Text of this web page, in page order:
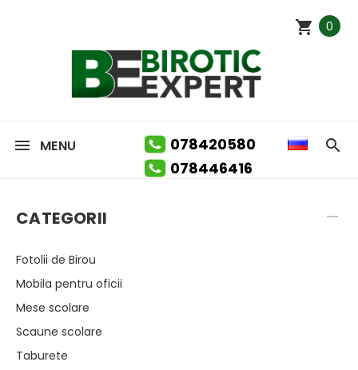
0
MENU
078420580
078446416
CATEGORII
Fotolii de Birou
Mobila pentru oficii
Mese scolare
Scaune scolare
Taburete